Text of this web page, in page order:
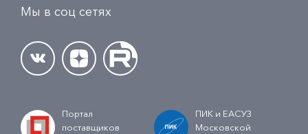
Мы в соц сетях
Портал
поставщиков
ПИК и ЕАСУЗ
Московской